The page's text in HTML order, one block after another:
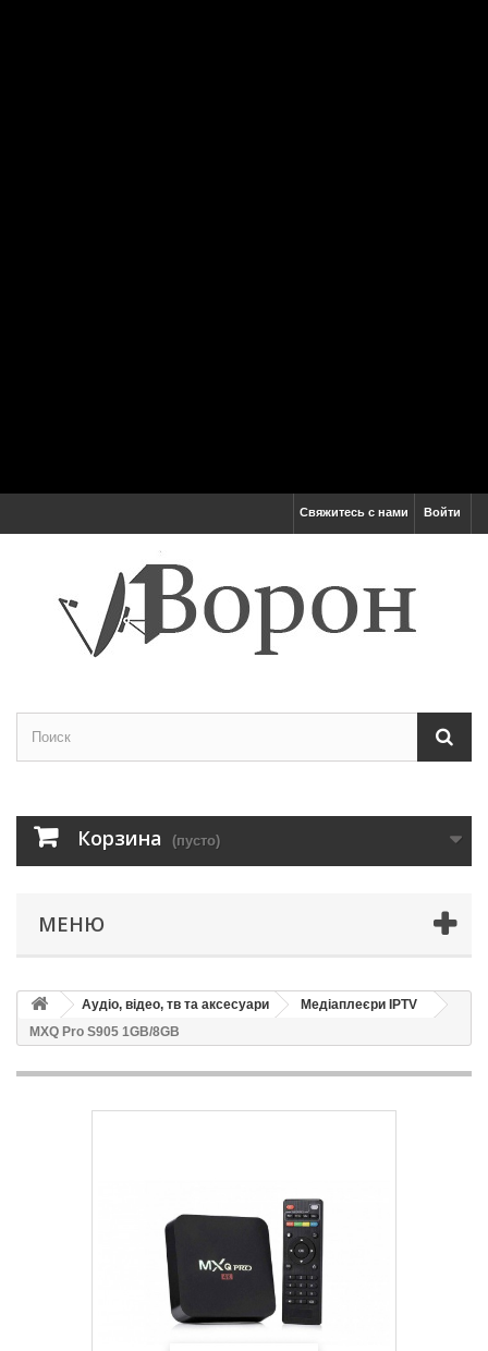
Войти
Свяжитесь с нами
Корзина (пусто)
МЕНЮ
Аудіо, відео, тв та аксесуари
Медіаплеєри IPTV
MXQ Pro S905 1GB/8GB